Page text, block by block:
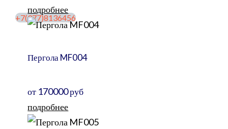
+7(977)8136456
подробнее
Пергола MF004
от 170000 руб
подробнее